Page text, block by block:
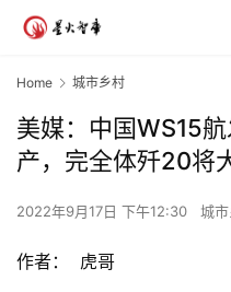
Home 城市乡村
美媒：中国WS15
产，完全体歼20将
2022年9月17日 下午12:30 城
作者： 虎哥